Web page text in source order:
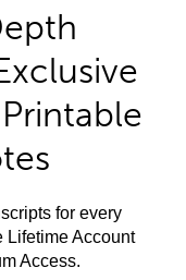
for every
Lifetime Account
Access.